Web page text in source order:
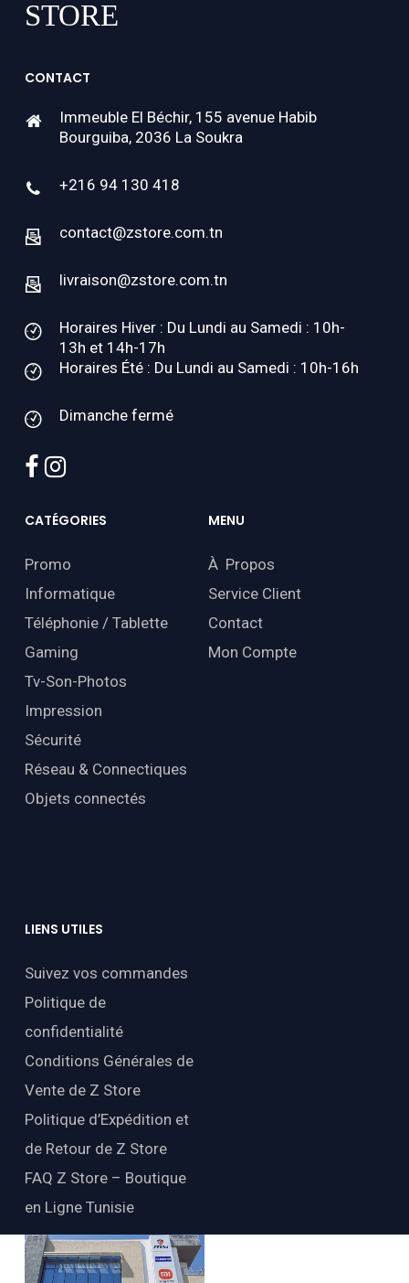
CONTACT
Immeuble El Béchir, 155 avenue Habib
Bourguiba, 2036 La Soukra
+216 94 130 418
contact@zstore.com.tn
livraison@zstore.com.tn
Horaires Hiver : Du Lundi au Samedi : 10h-
13h et 14h-17h
Horaires Été : Du Lundi au Samedi : 10h-16h
Dimanche fermé
facebook
instagram
CATÉGORIES
Promo
Informatique
Téléphonie / Tablette
Gaming
Tv-Son-Photos
Impression
Sécurité
Réseau & Connectiques
Objets connectés
MENU
À Propos
Service Client
Contact
Mon Compte
LIENS UTILES
Suivez vos commandes
Politique de
confidentialité
Conditions Générales de
Vente de Z Store
Politique d’Expédition et
de Retour de Z Store
FAQ Z Store – Boutique
en Ligne Tunisie